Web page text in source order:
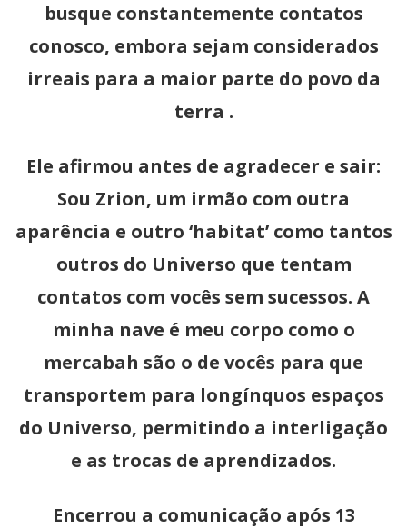
busque constantemente contatos
conosco, embora sejam considerados
irreais para a maior parte do povo da
terra .
Ele afirmou antes de agradecer e sair:
Sou Zrion, um irmão com outra
aparência e outro ‘habitat’ como tantos
outros do Universo que tentam
contatos com vocês sem sucessos. A
minha nave é meu corpo como o
mercabah são o de vocês para que
transportem para longínquos espaços
do Universo, permitindo a interligação
e as trocas de aprendizados.
Encerrou a comunicação após 13